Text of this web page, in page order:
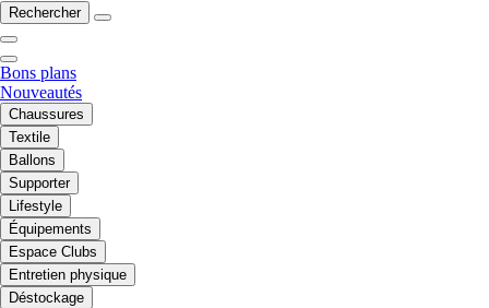
Rechercher
Bons plans
Nouveautés
Chaussures
Textile
Ballons
Supporter
Lifestyle
Équipements
Espace Clubs
Entretien physique
Déstockage